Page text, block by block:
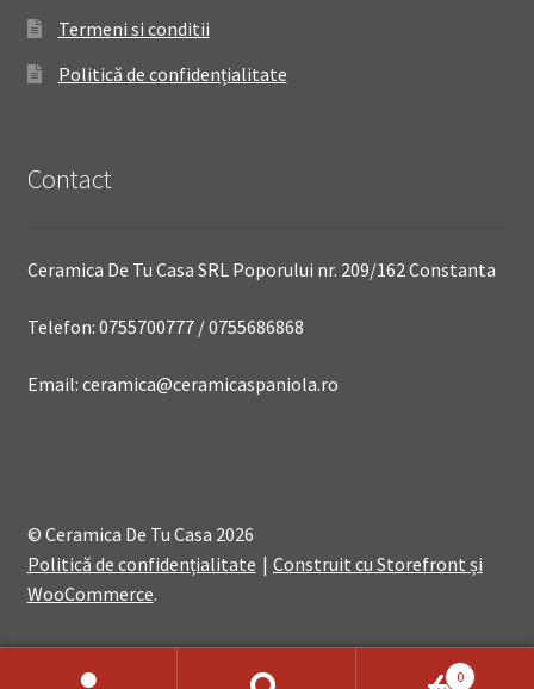
Termeni si conditii
Politică de confidențialitate
Contact
Ceramica De Tu Casa SRL Poporului nr. 209/162 Constanta
Telefon: 0755700777 / 0755686868
Email: ceramica@ceramicaspaniola.ro
© Ceramica De Tu Casa 2026
Politică de confidențialitate
Construit cu Storefront și
WooCommerce.
0